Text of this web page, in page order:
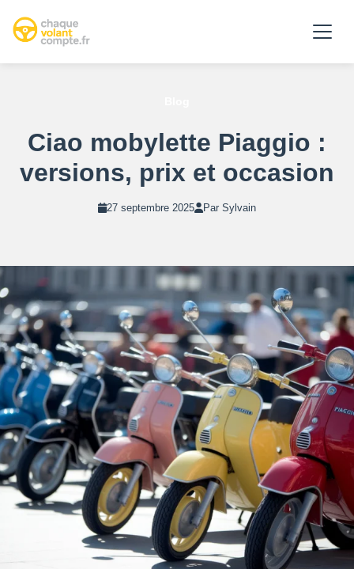
Ciao mobylette Piaggio :
versions, prix et occasion
27 septembre 2025 Par Sylvain